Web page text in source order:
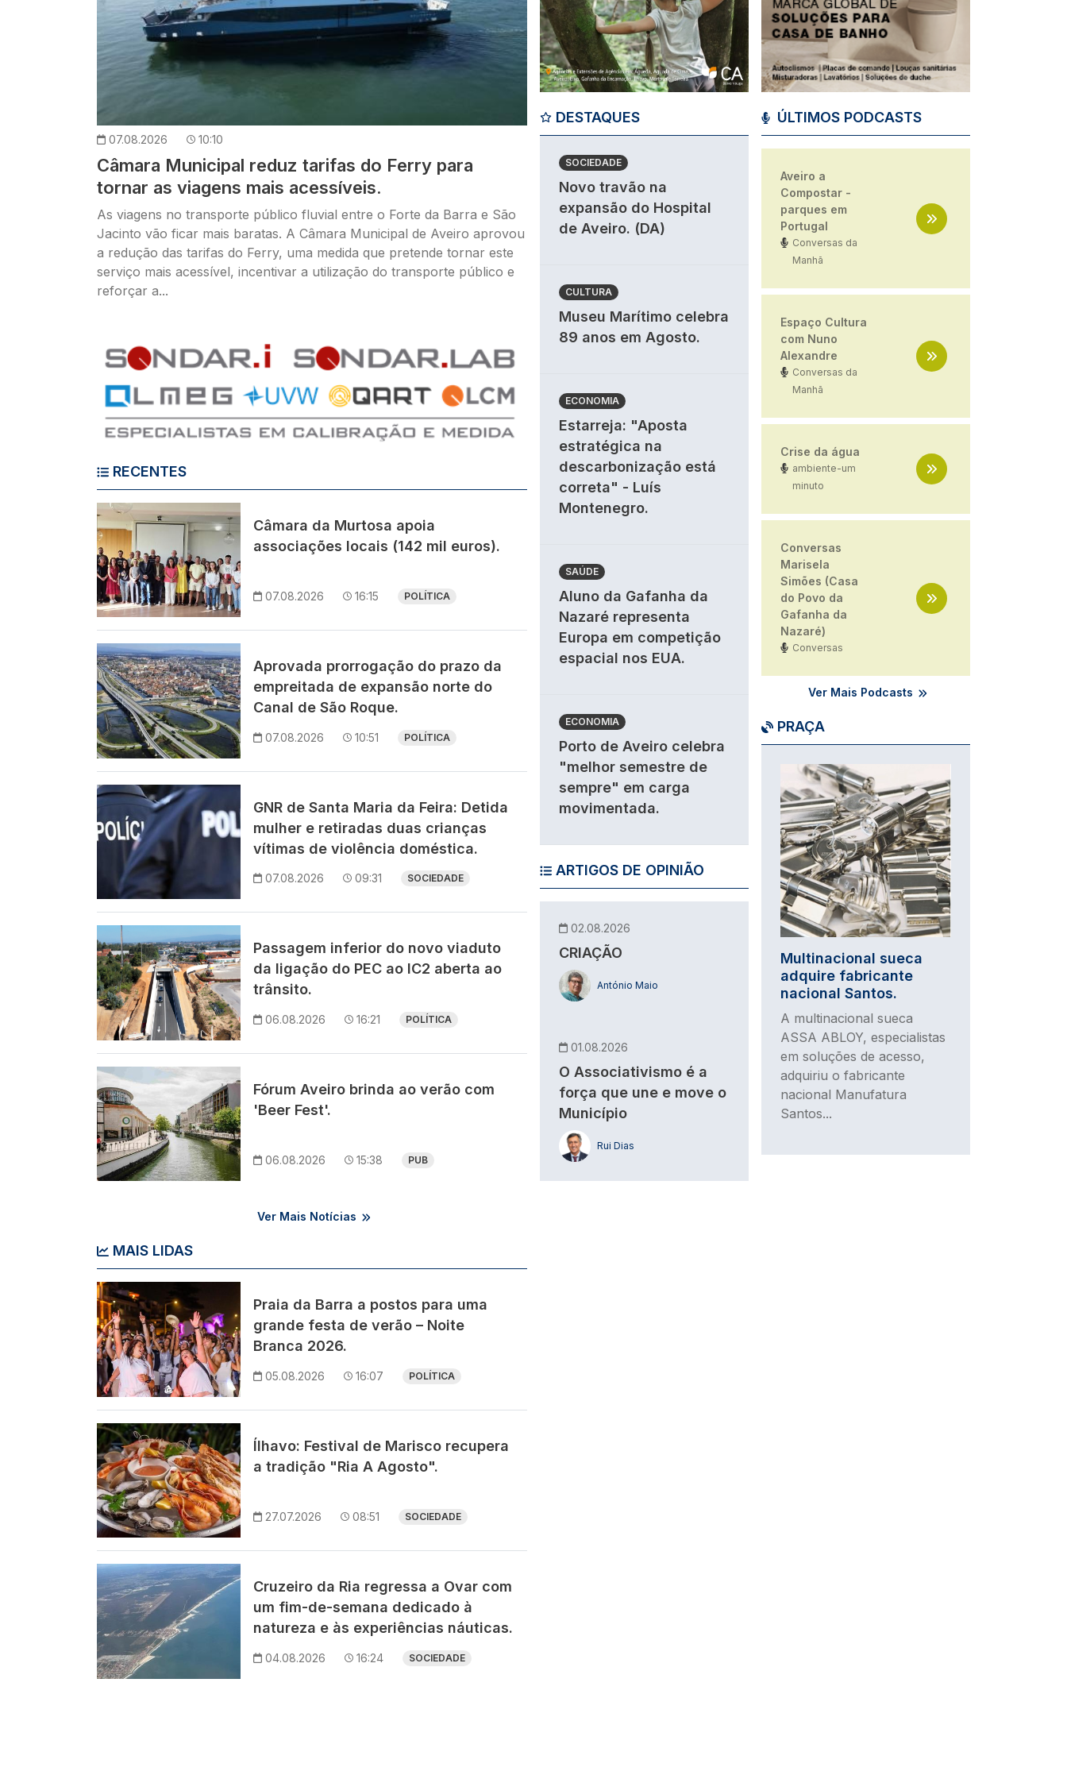
07.08.2026 10:10
Câmara Municipal reduz tarifas do Ferry para
tornar as viagens mais acessíveis.
As viagens no transporte público fluvial entre o Forte da Barra e São
Jacinto vão ficar mais baratas. A Câmara Municipal de Aveiro aprovou
a redução das tarifas do Ferry, uma medida que pretende tornar este
serviço mais acessível, incentivar a utilização do transporte público e
reforçar a...
RECENTES
Imagem
Câmara da Murtosa apoia
associações locais (142 mil euros).
07.08.2026 16:15 POLÍTICA
Imagem
Aprovada prorrogação do prazo da
empreitada de expansão norte do
Canal de São Roque.
07.08.2026 10:51 POLÍTICA
Imagem
GNR de Santa Maria da Feira: Detida
mulher e retiradas duas crianças
vítimas de violência doméstica.
07.08.2026 09:31 SOCIEDADE
Imagem
Passagem inferior do novo viaduto
da ligação do PEC ao IC2 aberta ao
trânsito.
06.08.2026 16:21 POLÍTICA
Imagem
Fórum Aveiro brinda ao verão com
'Beer Fest'.
06.08.2026 15:38 PUB
Ver Mais Notícias
MAIS LIDAS
Imagem
Praia da Barra a postos para uma
grande festa de verão – Noite
Branca 2026.
05.08.2026 16:07 POLÍTICA
Imagem
Ílhavo: Festival de Marisco recupera
a tradição "Ria A Agosto".
27.07.2026 08:51 SOCIEDADE
Imagem
Cruzeiro da Ria regressa a Ovar com
um fim-de-semana dedicado à
natureza e às experiências náuticas.
04.08.2026 16:24 SOCIEDADE
DESTAQUES
SOCIEDADE
Novo travão na
expansão do Hospital
de Aveiro. (DA)
CULTURA
Museu Marítimo celebra
89 anos em Agosto.
ECONOMIA
Estarreja: "Aposta
estratégica na
descarbonização está
correta" - Luís
Montenegro.
SAÚDE
Aluno da Gafanha da
Nazaré representa
Europa em competição
espacial nos EUA.
ECONOMIA
Porto de Aveiro celebra
"melhor semestre de
sempre" em carga
movimentada.
ARTIGOS DE OPINIÃO
02.08.2026
CRIAÇÃO
António Maio
01.08.2026
O Associativismo é a
força que une e move o
Município
Rui Dias
ÚLTIMOS PODCASTS
Aveiro a
Compostar -
parques em
Portugal
Conversas da
Manhã
Espaço Cultura
com Nuno
Alexandre
Conversas da
Manhã
Crise da água
ambiente-um
minuto
Conversas
Marisela
Simões (Casa
do Povo da
Gafanha da
Nazaré)
Conversas
Ver Mais Podcasts
PRAÇA
Imagem
Multinacional sueca
adquire fabricante
nacional Santos.
A multinacional sueca
ASSA ABLOY, especialistas
em soluções de acesso,
adquiriu o fabricante
nacional Manufatura
Santos...